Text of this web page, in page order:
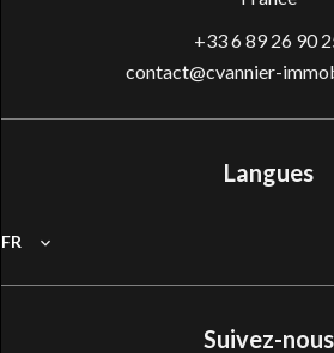
+33 6 89 26 90
contact@cvannier-
Langues
FR
Suivez-nous